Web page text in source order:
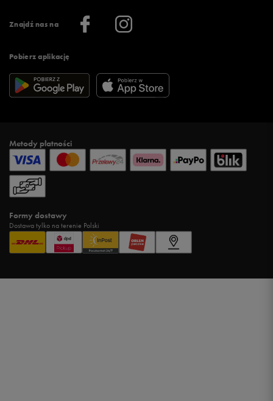
Znajdź nas na
Pobierz aplikację
Więcej regulaminów >
Informacje o firmie
Metody płatności
Formy dostawy
Dostawa tylko na terenie Polski